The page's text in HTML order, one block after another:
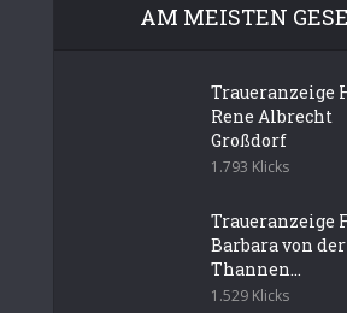
AM MEISTEN
Traueranzeige
Rene Albrecht
Großdorf
1.793 Klicks
Traueranzeige
Barbara von der
Thannen...
1.529 Klicks